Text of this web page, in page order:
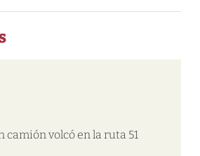
camión volcó en la ruta 51